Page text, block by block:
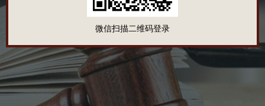
微信扫描二维码登录